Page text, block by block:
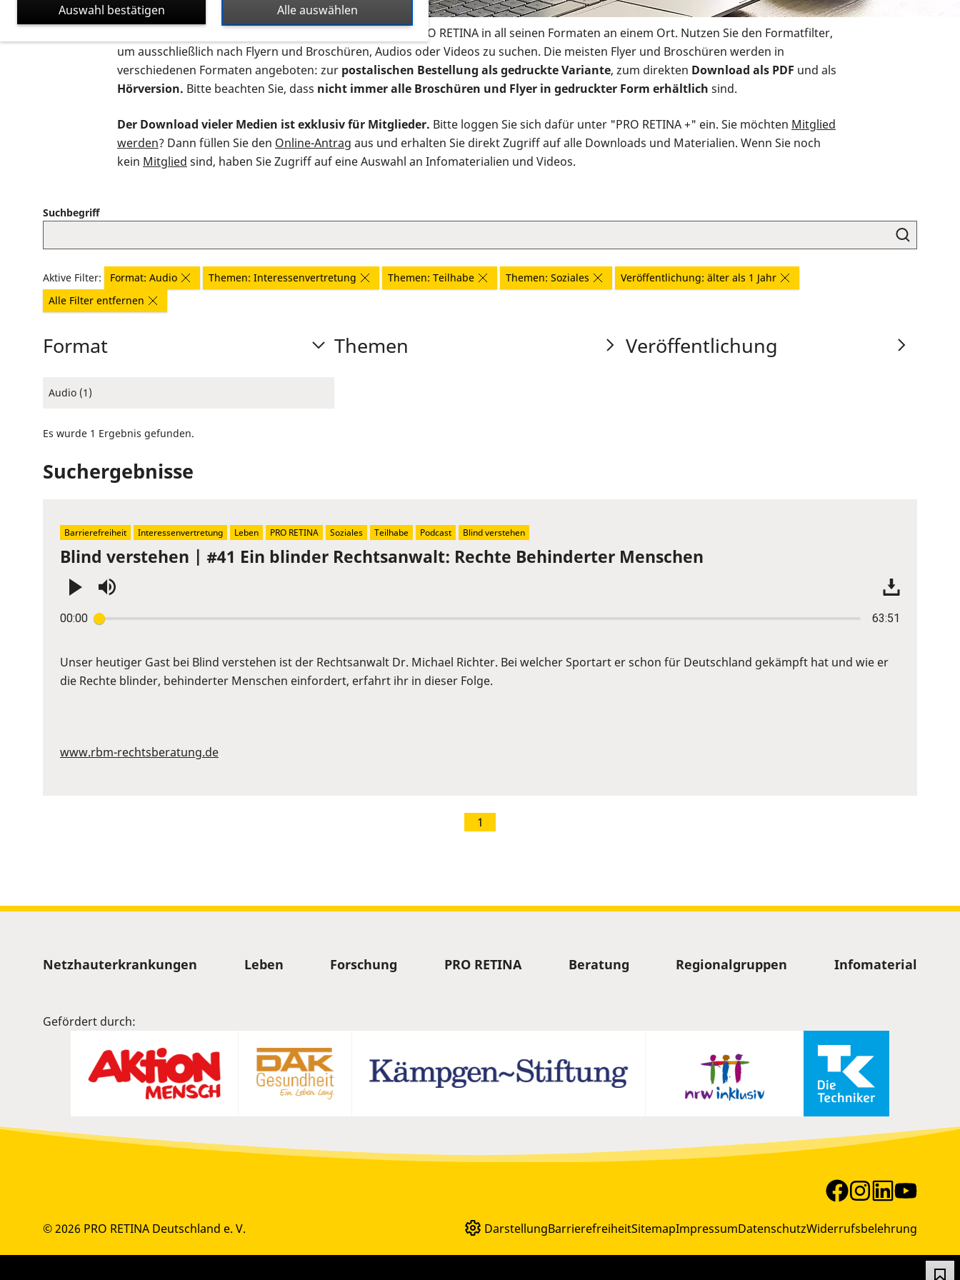
Auf dieser Seite finden Sie sämtliches Infomaterial der PRO RETINA in all seinen Formaten an einem Ort. Nutzen Sie den Formatfilter,
um ausschließlich nach Flyern und Broschüren, Audios oder Videos zu suchen. Die meisten Flyer und Broschüren werden in
verschiedenen Formaten angeboten: zur postalischen Bestellung als gedruckte Variante, zum direkten Download als PDF und als
Hörversion. Bitte beachten Sie, dass nicht immer alle Broschüren und Flyer in gedruckter Form erhältlich sind.
Der Download vieler Medien ist exklusiv für Mitglieder. Bitte loggen Sie sich dafür unter "PRO RETINA +" ein. Sie möchten Mitglied
werden? Dann füllen Sie den Online-Antrag aus und erhalten Sie direkt Zugriff auf alle Downloads und Materialien. Wenn Sie noch
kein Mitglied sind, haben Sie Zugriff auf eine Auswahl an Infomaterialien und Videos.
Suchbegriff
Aktive Filter: Format: Audio Themen: Interessenvertretung Themen: Teilhabe Themen: Soziales
Veröffentlichung: älter als 1 Jahr
Alle Filter entfernen
Format
Audio (1)
Themen Veröffentlichung
Es wurde 1 Ergebnis gefunden.
Suchergebnisse
Blind verstehen | #41 Ein blinder Rechtsanwalt: Rechte Behinderter Menschen
00:00 63:51
Enter
Space
to
Unser heutiger Gast bei Blind verstehen ist der Rechtsanwalt Dr. Michael Richter. Bei welcher Sportart er schon für Deutschland gekämpft hat und wie er
die Rechte blinder, behinderter Menschen einfordert, erfahrt ihr in dieser Folge.
www.rbm-rechtsberatung.de
Barrierefreiheit Interessenvertretung Leben PRO RETINA Soziales Teilhabe Podcast Blind verstehen
1
Sitemap
Netzhauterkrankungen Leben Forschung PRO RETINA Beratung Regionalgruppen Infomaterial
Gefördert durch:
© 2026 PRO RETINA Deutschland e. V. DarstellungBarrierefreiheitSitemapImpressumDatenschutzWiderrufsbelehrung
Alle auswählen
Auswahl bestätigen